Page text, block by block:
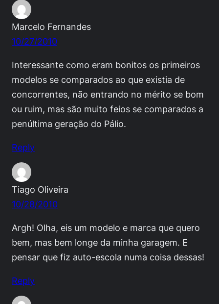
Marcelo Fernandes
10/27/2010
Interessante como eram bonitos os primeiros
modelos se comparados ao que existia de
concorrentes, não entrando no mérito se bom
ou ruim, mas são muito feios se comparados a
penúltima geração do Pálio.
Reply
Tiago Oliveira
10/28/2010
Argh! Olha, eis um modelo e marca que quero
bem, mas bem longe da minha garagem. E
pensar que fiz auto-escola numa coisa dessas!
Reply